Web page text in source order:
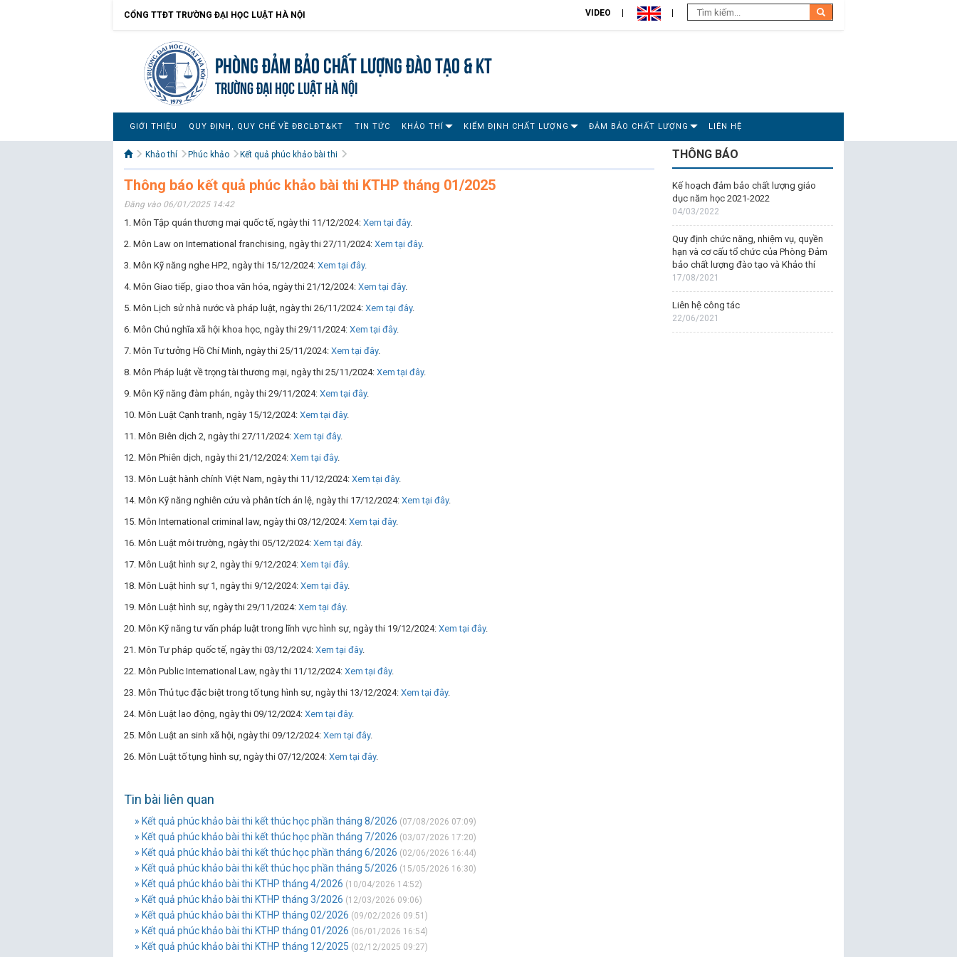
CỔNG TTĐT TRƯỜNG ĐẠI HỌC LUẬT HÀ NỘI VIDEO
Phòng Đảm bảo chất lượng đào tạo & KT
TRƯỜNG ĐẠI HỌC LUẬT HÀ NỘI
GIỚI THIỆU QUY ĐỊNH, QUY CHẾ VỀ ĐBCLĐT&KT TIN TỨC KHẢO THÍ KIỂM ĐỊNH CHẤT LƯỢNG ĐẢM BẢO CHẤT LƯỢNG LIÊN HỆ
Khảo thí Phúc khảo Kết quả phúc khảo bài thi
Thông báo kết quả phúc khảo bài thi KTHP tháng 01/2025
Đăng vào 06/01/2025 14:42
1. Môn Tập quán thương mại quốc tế, ngày thi 11/12/2024: Xem tại đây.
2. Môn Law on International franchising, ngày thi 27/11/2024: Xem tại đây.
3. Môn Kỹ năng nghe HP2, ngày thi 15/12/2024: Xem tại đây.
4. Môn Giao tiếp, giao thoa văn hóa, ngày thi 21/12/2024: Xem tại đây.
5. Môn Lịch sử nhà nước và pháp luật, ngày thi 26/11/2024: Xem tại đây.
6. Môn Chủ nghĩa xã hội khoa học, ngày thi 29/11/2024: Xem tại đây.
7. Môn Tư tưởng Hồ Chí Minh, ngày thi 25/11/2024: Xem tại đây.
8. Môn Pháp luật về trọng tài thương mại, ngày thi 25/11/2024: Xem tại đây.
9. Môn Kỹ năng đàm phán, ngày thi 29/11/2024: Xem tại đây.
10. Môn Luật Cạnh tranh, ngày 15/12/2024: Xem tại đây.
11. Môn Biên dịch 2, ngày thi 27/11/2024: Xem tại đây.
12. Môn Phiên dịch, ngày thi 21/12/2024: Xem tại đây.
13. Môn Luật hành chính Việt Nam, ngày thi 11/12/2024: Xem tại đây.
14. Môn Kỹ năng nghiên cứu và phân tích án lệ, ngày thi 17/12/2024: Xem tại đây.
15. Môn International criminal law, ngày thi 03/12/2024: Xem tại đây.
16. Môn Luật môi trường, ngày thi 05/12/2024: Xem tại đây.
17. Môn Luật hình sự 2, ngày thi 9/12/2024: Xem tại đây.
18. Môn Luật hình sự 1, ngày thi 9/12/2024: Xem tại đây.
19. Môn Luật hình sự, ngày thi 29/11/2024: Xem tại đây.
20. Môn Kỹ năng tư vấn pháp luật trong lĩnh vực hình sự, ngày thi 19/12/2024: Xem tại đây.
21. Môn Tư pháp quốc tế, ngày thi 03/12/2024: Xem tại đây.
22. Môn Public International Law, ngày thi 11/12/2024: Xem tại đây.
23. Môn Thủ tục đặc biệt trong tố tụng hình sự, ngày thi 13/12/2024: Xem tại đây.
24. Môn Luật lao động, ngày thi 09/12/2024: Xem tại đây.
25. Môn Luật an sinh xã hội, ngày thi 09/12/2024: Xem tại đây.
26. Môn Luật tố tụng hình sự, ngày thi 07/12/2024: Xem tại đây.
Tin bài liên quan
» Kết quả phúc khảo bài thi kết thúc học phần tháng 8/2026 (07/08/2026 07:09)
» Kết quả phúc khảo bài thi kết thúc học phần tháng 7/2026 (03/07/2026 17:20)
» Kết quả phúc khảo bài thi kết thúc học phần tháng 6/2026 (02/06/2026 16:44)
» Kết quả phúc khảo bài thi kết thúc học phần tháng 5/2026 (15/05/2026 16:30)
» Kết quả phúc khảo bài thi KTHP tháng 4/2026 (10/04/2026 14:52)
» Kết quả phúc khảo bài thi KTHP tháng 3/2026 (12/03/2026 09:06)
» Kết quả phúc khảo bài thi KTHP tháng 02/2026 (09/02/2026 09:51)
» Kết quả phúc khảo bài thi KTHP tháng 01/2026 (06/01/2026 16:54)
» Kết quả phúc khảo bài thi KTHP tháng 12/2025 (02/12/2025 09:27)
THÔNG BÁO
Kế hoạch đảm bảo chất lượng giáo
dục năm học 2021-2022
04/03/2022
Quy định chức năng, nhiệm vụ, quyền
hạn và cơ cấu tổ chức của Phòng Đảm
bảo chất lượng đào tạo và Khảo thí
17/08/2021
Liên hệ công tác
22/06/2021